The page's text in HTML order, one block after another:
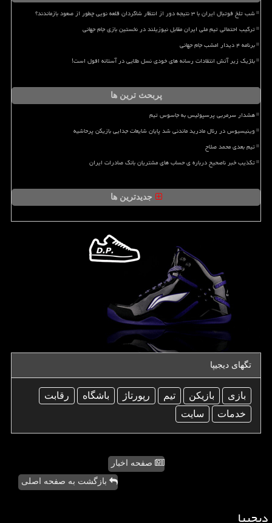
شب تلخ فوتبال ایران با ۳ نتیجه دور از انتظار شاگردان قلعه نویی چطور از صعود بازماندند؟
ترکیب احتمالی تیم ملی ایران مقابل نیوزیلند در نخستین بازی جام جهانی
برنامه ۴ دیدار امشب جام جهانی
بلژیک زیر آتش انتقادات رسانه های خودی نسل طلایی در آستانه افول است!
پربحث ترین ها
هشدار سرمربی پرسپولیس به جاسوس تیم
وینیسیوس در رئال مادرید ماندنی شد پایان شایعات جدایی بازیکن پرحاشیه
تیم بعدی محمد صلاح
تکذیب خبر ناصحیح درباره ی حساب های مشتریان بانک صادرات ایران
جدیدترین ها
تگهای دیجیپا
بازی بازیكن تیم رپورتاژ باشگاه
رقابت
خدمات
سایت
صفحه اخبار
بازگشت به صفحه اصلی
دیجیپا